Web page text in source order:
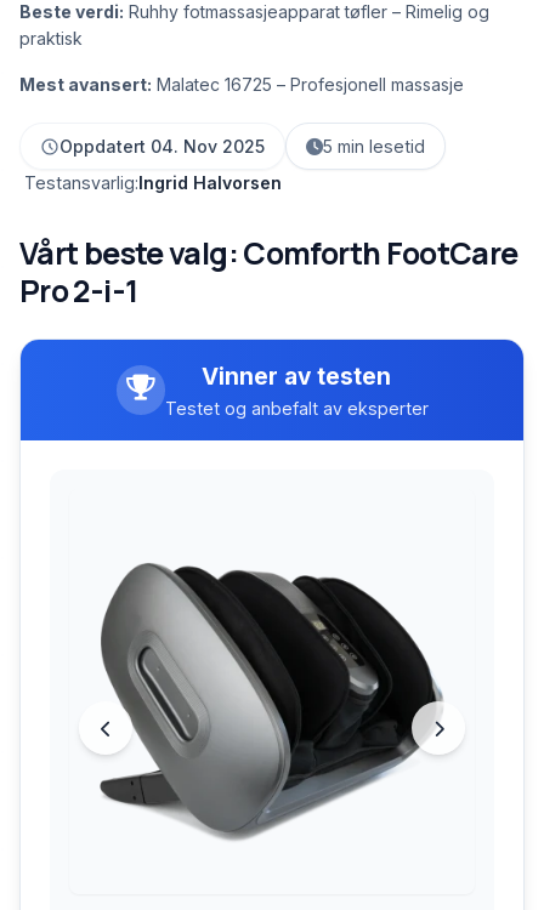
Beste verdi: Ruhhy fotmassasjeapparat tøfler – Rimelig og
praktisk
Mest avansert: Malatec 16725 – Profesjonell massasje
Oppdatert 04. Nov 2025
5 min lesetid
Testansvarlig:Ingrid Halvorsen
Vårt beste valg: Comforth FootCare
Pro 2-i-1
Vinner av testen
Testet og anbefalt av eksperter